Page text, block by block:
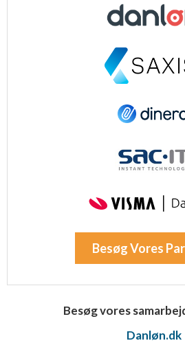
Besøg Vores
Besøg vores
Danløn.dk